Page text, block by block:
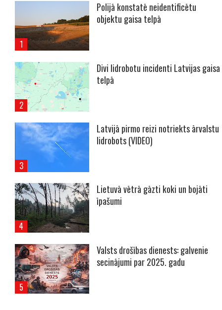
Polijā konstatē neidentificētu
objektu gaisa telpā
Divi lidrobotu incidenti Latvijas gaisa
telpā
Latvijā pirmo reizi notriekts ārvalstu
lidrobots (VIDEO)
Lietuvā vētrā gāzti koki un bojāti
īpašumi
Valsts drošības dienests: galvenie
secinājumi par 2025. gadu